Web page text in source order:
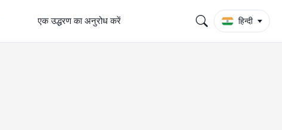
एक उद्धरण का अनुरोध करें हिन्दी